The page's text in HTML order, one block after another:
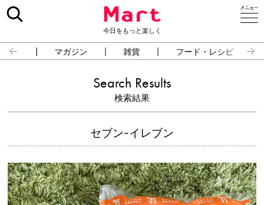
今日をもっと楽しく
占い マガジン 雑貨 フード・レシピ
Search Results
検索結果
セブン-イレブン